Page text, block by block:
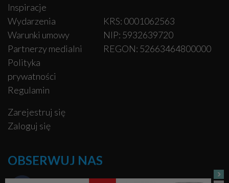
Inspiracje
Wydarzenia
Warunki umowy
Partnerzy medialni
Polityka
prywatności
Regulamin
Zarejestruj się
Zaloguj się
KRS: 0001062563
NIP: 5932639720
REGON: 52663464800000
OBSERWUJ NAS